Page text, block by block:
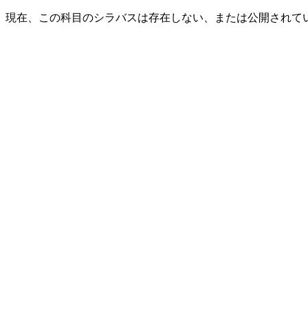
現在、この科目のシラバスは存在しない、または公開されて